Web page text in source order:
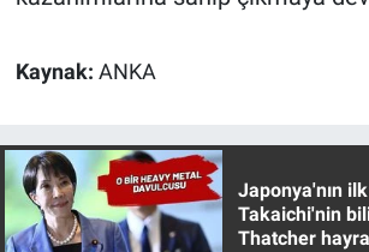
Kaynak: ANKA
Japonya'nın
Takaichi'nin
Thatcher